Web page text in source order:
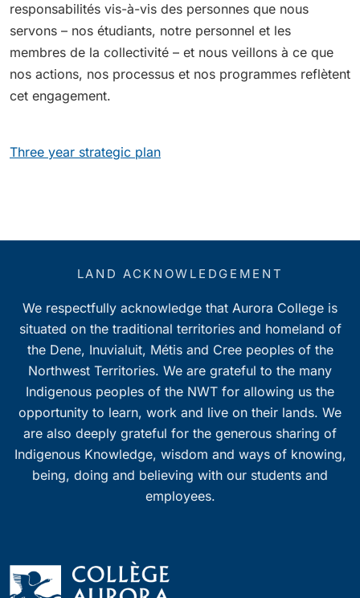
responsabilités vis-à-vis des personnes que nous
servons – nos étudiants, notre personnel et les
membres de la collectivité – et nous veillons à ce que
nos actions, nos processus et nos programmes reflètent
cet engagement.
Three year strategic plan
LAND ACKNOWLEDGEMENT
We respectfully acknowledge that Aurora College is
situated on the traditional territories and homeland of
the Dene, Inuvialuit, Métis and Cree peoples of the
Northwest Territories. We are grateful to the many
Indigenous peoples of the NWT for allowing us the
opportunity to learn, work and live on their lands. We
are also deeply grateful for the generous sharing of
Indigenous Knowledge, wisdom and ways of knowing,
being, doing and believing with our students and
employees.